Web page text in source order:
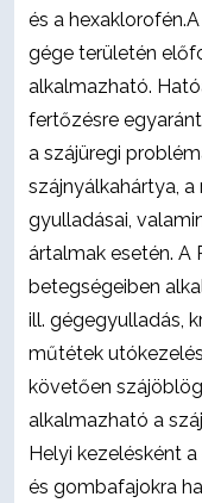
és a
gége területén
alkalmazható.
fertőzésre
a szájüregi
szájnyálkahártya,
gyulladásai,
ártalmak esetén. A
betegségeiben
ill. gégegyulladás,
műtétek
követően
alkalmazható a
Helyi kezelésként
és gombafajokra